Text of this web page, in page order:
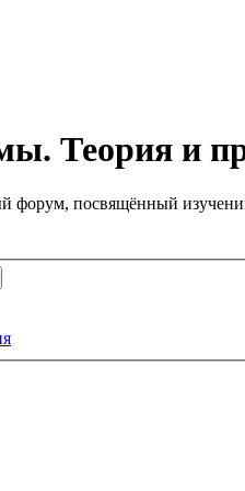
Теория и
форум, посвящённый